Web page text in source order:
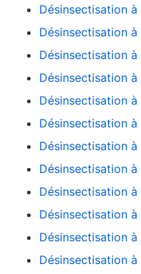
Désinsectisation
Désinsectisation
Désinsectisation
Désinsectisation
Désinsectisation
Désinsectisation
Désinsectisation
Désinsectisation
Désinsectisation
Désinsectisation
Désinsectisation à
Désinsectisation